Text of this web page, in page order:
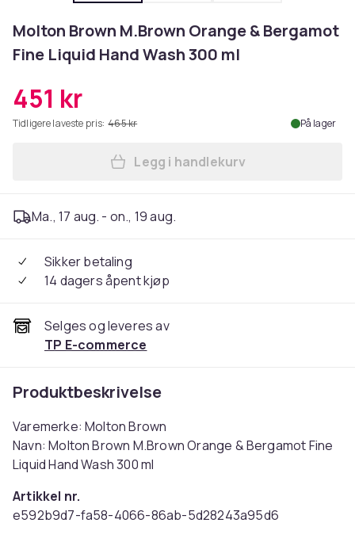
Molton Brown M.Brown Orange & Bergamot
Fine Liquid Hand Wash 300 ml
451 kr
Tidligere laveste pris: 465 kr På lager
Legg Molton Brown
Legg i handlekurv
Ma., 17 aug. - on., 19 aug.
Sikker betaling
14 dagers åpent kjøp
Selges og leveres av
TP E-commerce
Produktbeskrivelse
Varemerke: Molton Brown
Navn: Molton Brown M.Brown Orange & Bergamot Fine
Liquid Hand Wash 300 ml
Artikkel nr.
e592b9d7-fa58-4066-86ab-5d28243a95d6